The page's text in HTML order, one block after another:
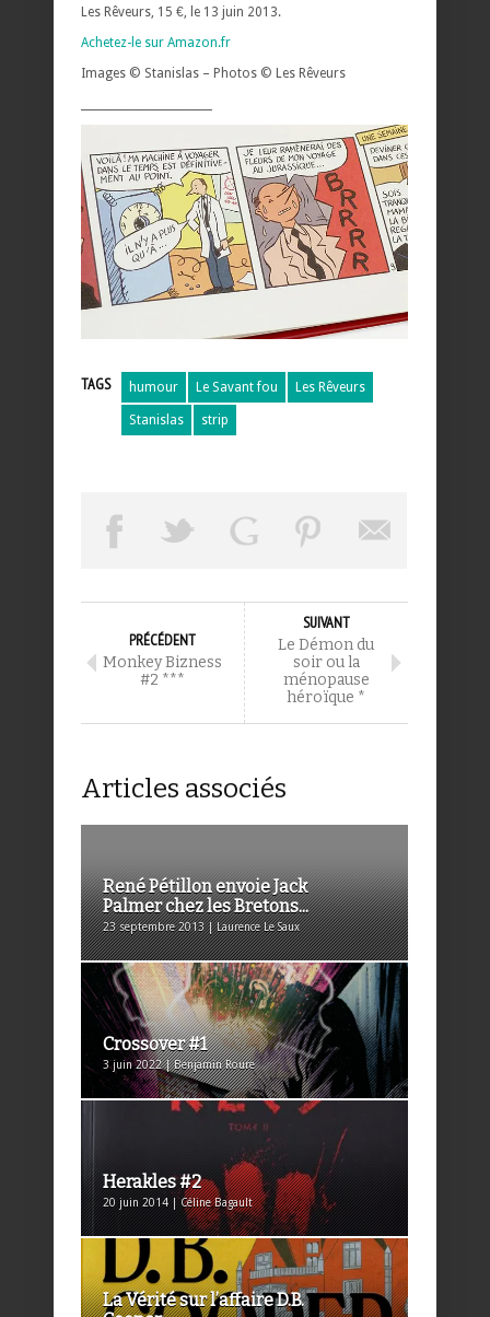
Les Rêveurs, 15 €, le 13 juin 2013.
Achetez-le sur Amazon.fr
Images © Stanislas – Photos © Les Rêveurs
TAGS humour Le Savant fou Les Rêveurs
Stanislas strip
PRÉCÉDENT
Monkey Bizness
#2 ***
SUIVANT
Le Démon du
soir ou la
ménopause
héroïque *
Articles associés
René Pétillon envoie Jack
Palmer chez les Bretons...
23 septembre 2013 | Laurence Le Saux
Crossover #1
3 juin 2022 | Benjamin Roure
Herakles #2
20 juin 2014 | Céline Bagault
La Vérité sur l’affaire D.B.